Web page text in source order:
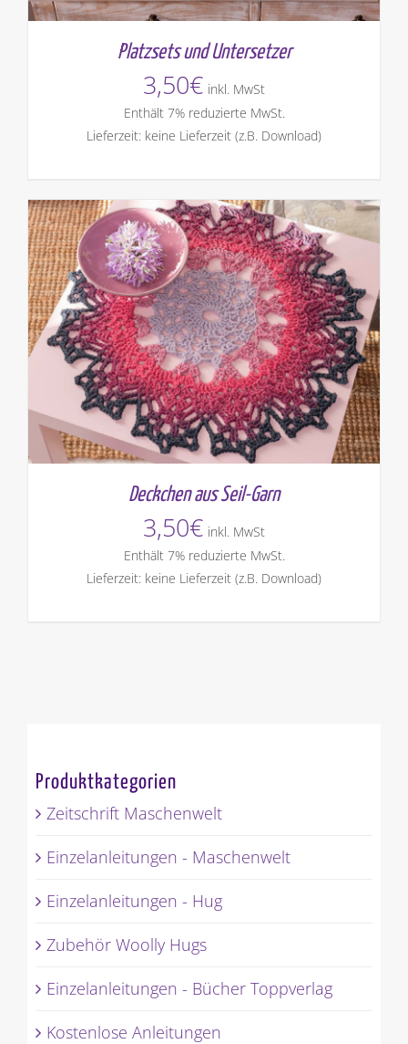
Platzsets und Untersetzer
3,50€ inkl. MwSt
Enthält 7% reduzierte MwSt.
Lieferzeit: keine Lieferzeit (z.B. Download)
Deckchen aus Seil-Garn
3,50€ inkl. MwSt
Enthält 7% reduzierte MwSt.
Lieferzeit: keine Lieferzeit (z.B. Download)
Produktkategorien
Zeitschrift Maschenwelt
Einzelanleitungen - Maschenwelt
Einzelanleitungen - Hug
Zubehör Woolly Hugs
Einzelanleitungen - Bücher Toppverlag
Kostenlose Anleitungen